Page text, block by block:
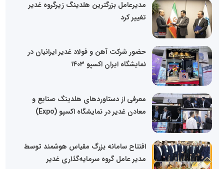
مدیرعامل بزرگترین هلدینگ زیرگروه غدیر
تغییر کرد
حضور شرکت آهن و فولاد غدیر ایرانیان در
نمایشگاه ایران اکسپو ۱۴۰۳
معرفی از دستاوردهای هلدینگ صنایع و
معادن غدیر در نمایشگاه اکسپو (Expo)
افتتاح سامانه بزرگ مقیاس هوشمند توسط
مدیر عامل گروه سرمایه‌گذاری غدیر